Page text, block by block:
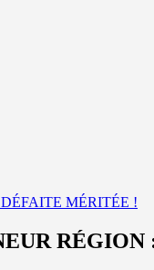
MÉRITÉE !